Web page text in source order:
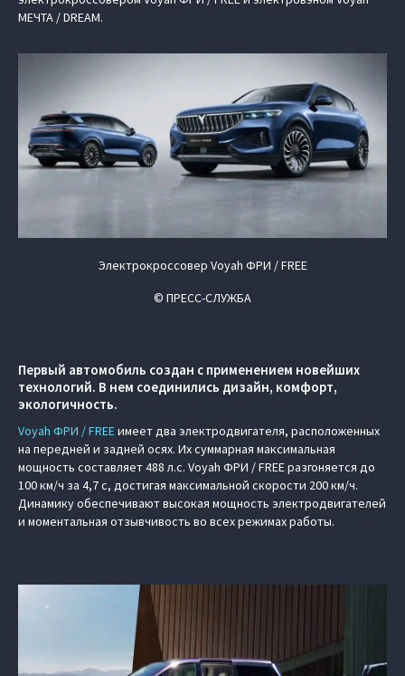
МЕЧТА / DREAM.
Электрокроссовер Voyah ФРИ / FREE
© ПРЕСС-СЛУЖБА
Первый автомобиль создан с применением новейших
технологий. В нем соединились дизайн, комфорт,
экологичность.
Voyah ФРИ / FREEимеет два электродвигателя, расположенных
на передней и задней осях. Их суммарная максимальная
мощность составляет 488 л.с. Voyah ФРИ / FREE разгоняется до
100 км/ч за 4,7 с, достигая максимальной скорости 200 км/ч.
Динамику обеспечивают высокая мощность электродвигателей
и моментальная отзывчивость во всех режимах работы.